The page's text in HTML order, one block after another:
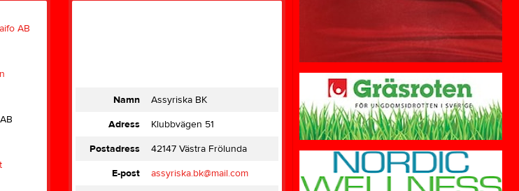
Namn
Assyriska BK
Adress
Klubbvägen 51
Postadress
42147 Västra Frölunda
E-post
assyriska.bk@mail.com